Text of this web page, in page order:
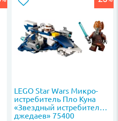
LEGO Star Wars Микро-
истребитель Пло Куна
«Звездный истребитель
джедаев» 75400